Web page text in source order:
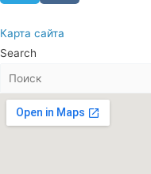
Карта сайта
Search